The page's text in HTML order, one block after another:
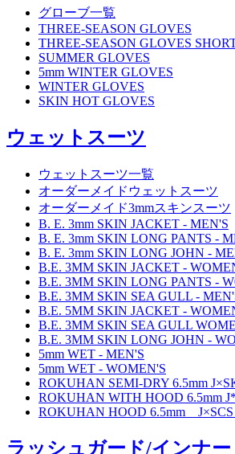
グローブ一覧
THREE-SEASON GLOVES
THREE-SEASON GLOVES
SUMMER GLOVES
5mm WINTER GLOVES
WINTER GLOVES
SKIN HOT GLOVES
ウェットスーツ
ウェットスーツ一覧
オーダーメイドウェットスーツ
オーダーメイド3mmスキンスーツ
B. E. 3mm SKIN JACKET - MEN'S
B. E. 3mm SKIN LONG PANTS -
B. E. 3mm SKIN LONG JOHN -
B.E. 3MM SKIN JACKET -
B.E. 3MM SKIN LONG PANTS -
B.E. 3MM SKIN SEA GULL -
B.E. 5MM SKIN JACKET -
B.E. 3MM SKIN SEA GULL
B.E. 3MM SKIN LONG JOHN -
5mm WET - MEN'S
5mm WET - WOMEN'S
ROKUHAN SEMI-DRY 6.5mm
ROKUHAN WITH HOOD 6.5mm
ROKUHAN HOOD 6.5mm J×SCS
ラッシュガード/インナー